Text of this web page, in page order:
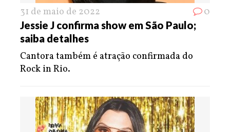
31 de maio de 2022 0
Jessie J confirma show em São Paulo;
saiba detalhes
Cantora também é atração confirmada do
Rock in Rio.